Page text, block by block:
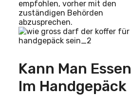
empfohlen, vorher mit den
zuständigen Behörden
abzusprechen.
Kann Man Essen
Im Handgepäck